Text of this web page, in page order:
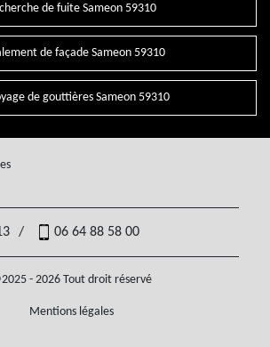
de fuite Sameon 59310
de façade Sameon 59310
de gouttières Sameon 59310
/ 06 64 88 58 00
- 2026 Tout droit réservé
Mentions légales